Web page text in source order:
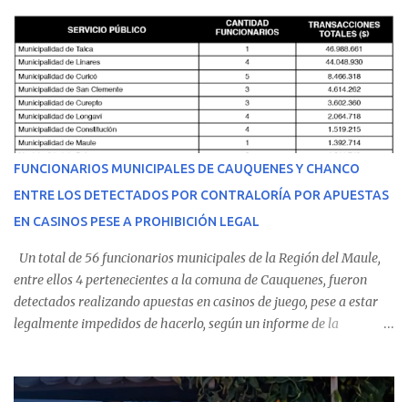
malestares físicos. Dada la complejidad de su estado de salud, el
equipo médico determinó su traslado de urgencia al Hospital
Regional de Talca y dado la urgencia la ambulancia partió hacia
Talca con escolta de Carabineros. En medio del traslado, el
estudiante de medicina de 25 años, se agravó y pese a los esfuerzos
del personal de emergencia terminó falleciendo, sin alcanzar a
recibir atención especializada en el centro de destino. Apenas se
conoció la gravedad de su condición, sus padres —residentes en
Villarrica— se trasladaron a Cauquenes con la esperanza de una
evolución favorable. No obstante, alrededo...
FUNCIONARIOS MUNICIPALES DE CAUQUENES Y CHANCO
ENTRE LOS DETECTADOS POR CONTRALORÍA POR APUESTAS
EN CASINOS PESE A PROHIBICIÓN LEGAL
Un total de 56 funcionarios municipales de la Región del Maule,
entre ellos 4 pertenecientes a la comuna de Cauquenes, fueron
detectados realizando apuestas en casinos de juego, pese a estar
legalmente impedidos de hacerlo, según un informe de la
estableció que estos funcionarios —quienes administran o